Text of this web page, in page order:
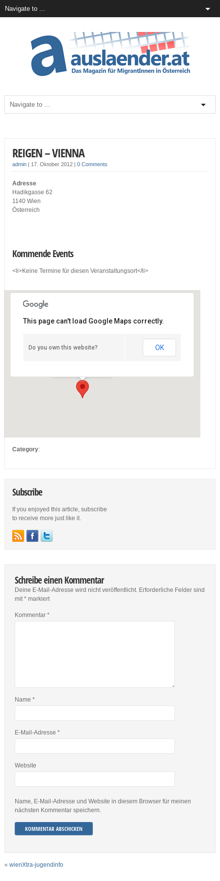
REIGEN – VIENNA
admin| 17. Oktober 2012 | 0 Comments
Adresse
Hadikgasse 62
1140 Wien
Österreich
Kommende Events
<li>Keine Termine für diesen Veranstaltungsort</li>
REIGEN – VIENNA
This page can't load Google Maps correctly.
Do you own this website? OK
Category:
Subscribe
If you enjoyed this article, subscribe
to receive more just like it.
Schreibe einen Kommentar
Deine E-Mail-Adresse wird nicht veröffentlicht. Erforderliche Felder sind
mit*markiert
Kommentar *
Name *
E-Mail-Adresse *
Website
Name, E-Mail-Adresse und Website in diesem Browser für meinen
nächsten Kommentar speichern.
« wienXtra-jugendinfo